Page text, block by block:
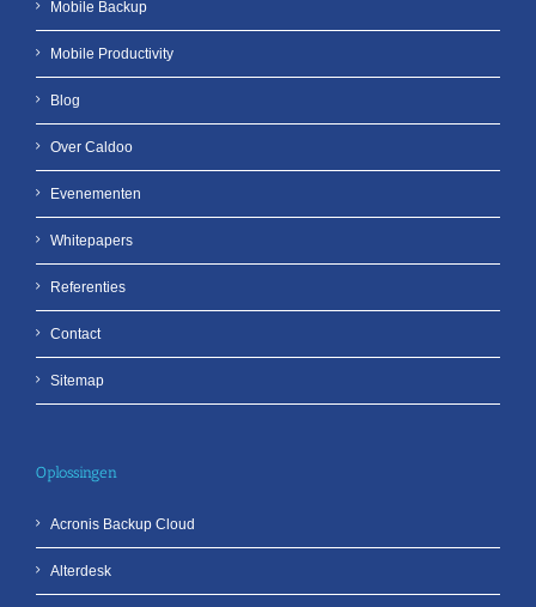
Mobile Backup
Mobile Productivity
Blog
Over Caldoo
Evenementen
Whitepapers
Referenties
Contact
Sitemap
Oplossingen
Acronis Backup Cloud
Alterdesk